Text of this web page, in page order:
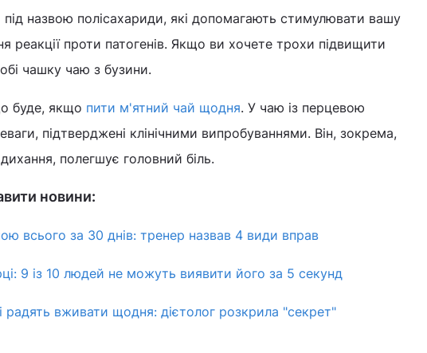
під назвою полісахариди, які допомагають стимулювати вашу
реакції проти патогенів. Якщо ви хочете трохи підвищити
чашку чаю з бузини.
буде, якщо пити м'ятний чай щодня. У чаю із перцевою
підтверджені клінічними випробуваннями. Він, зокрема,
полегшує головний біль.
новини:
всього за 30 днів: тренер назвав 4 види вправ
9 із 10 людей не можуть виявити його за 5 секунд
радять вживати щодня: дієтолог розкрила "секрет"